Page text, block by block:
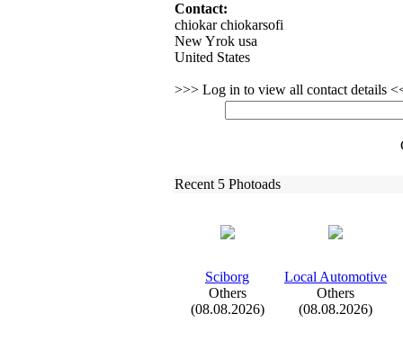
Contact:
chiokar chiokarsofi
New Yrok usa
United States
>>> Log in to view all contact details
Recent 5 Photoads
Sciborg
Others
(08.08.2026)
Local Automotive
Others
(08.08.2026)